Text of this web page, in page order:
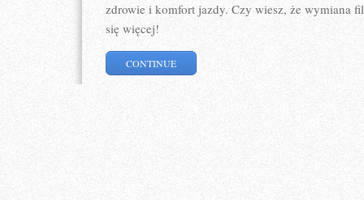
zdrowie i komfort jazdy. Czy wiesz, że wymiana
się więcej!
CONTINUE